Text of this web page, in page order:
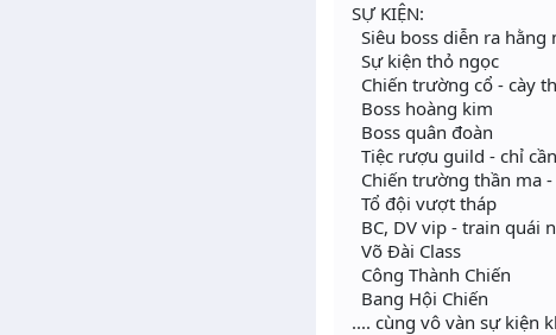
SỰ KIỆN:
Siêu boss diễn ra hằng
Sự kiện thỏ ngọc
Chiến trường cổ - cày
Boss hoàng kim
Boss quân đoàn
Tiệc rượu guild - chỉ
Chiến trường thần ma
Tổ đội vượt tháp
BC, DV vip - train quái
Võ Đài Class
Công Thành Chiến
Bang Hội Chiến
.... cùng vô vàn sự kiện